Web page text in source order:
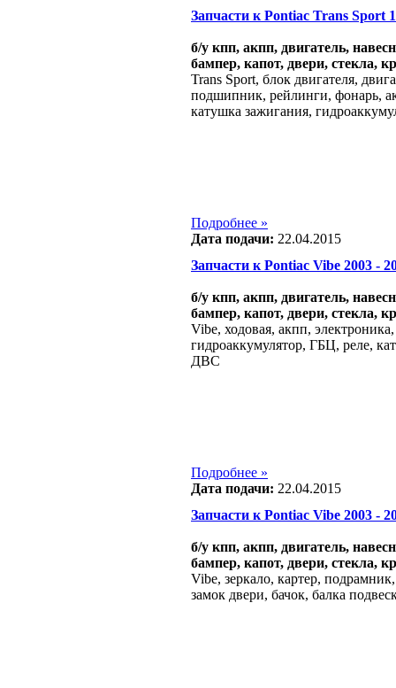
Запчасти к Pontiac Trans Sport
б/у кпп, акпп, двигатель,
бампер, капот, двери, стекла,
Trans Sport, блок двигателя,
подшипник, рейлинги, фонарь,
катушка зажигания,
Подробнее »
Дата подачи: 22.04.2015
Запчасти к Pontiac Vibe 2003 -
б/у кпп, акпп, двигатель,
бампер, капот, двери, стекла,
Vibe, ходовая, акпп,
гидроаккумулятор, ГБЦ, реле,
ДВС
Подробнее »
Дата подачи: 22.04.2015
Запчасти к Pontiac Vibe 2003 -
б/у кпп, акпп, двигатель,
бампер, капот, двери, стекла,
Vibe, зеркало, картер,
замок двери, бачок, балка